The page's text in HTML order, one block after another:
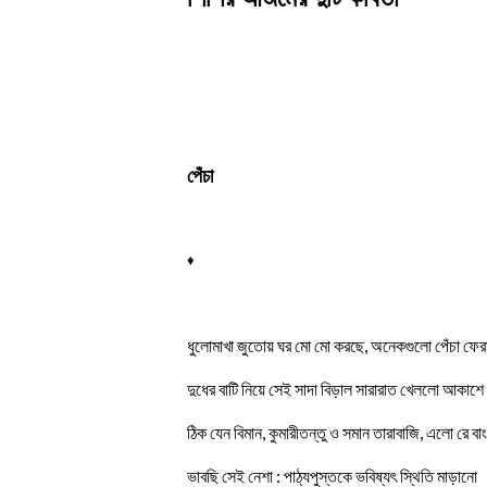
পেঁচা
♦
ধুলোমাখা জুতোয় ঘর মো মো করছে, অনেকগুলো পেঁচা
দুধের বাটি নিয়ে সেই সাদা বিড়াল সারারাত খেললো আকাশে
ঠিক যেন বিমান, কুমারীতন্তু ও সমান তারাবাজি, এলো রে
ভাবছি সেই নেশা : পাঠ্যপুস্তকে ভবিষ্যৎ স্থিতি মাড়ানো